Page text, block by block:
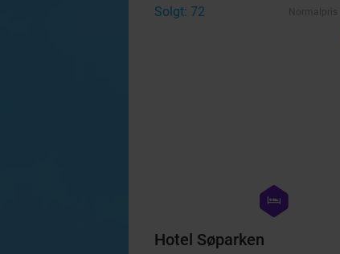
Solgt: 72
hexagon
hotel
Hotel Søparken